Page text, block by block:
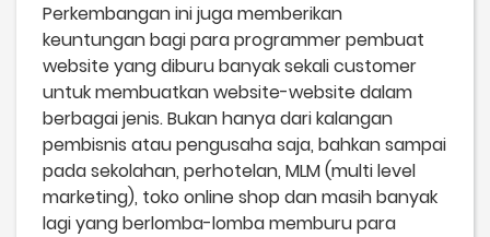
Perkembangan ini juga memberikan
keuntungan bagi para programmer pembuat
website yang diburu banyak sekali customer
untuk membuatkan website-website dalam
berbagai jenis. Bukan hanya dari kalangan
pembisnis atau pengusaha saja, bahkan sampai
pada sekolahan, perhotelan, MLM (multi level
marketing), toko online shop dan masih banyak
lagi yang berlomba-lomba memburu para